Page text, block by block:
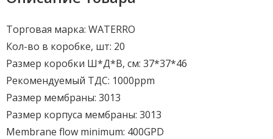
Торговая марка: WATERRO
Кол-во в коробке, шт: 20
Размер коробки Ш*Д*В, см: 37*37*46
Рекомендуемый ТДС: 1000ppm
Размер мембраны: 3013
Размер корпуса мембраны: 3013
Membrane flow minimum: 400GPD